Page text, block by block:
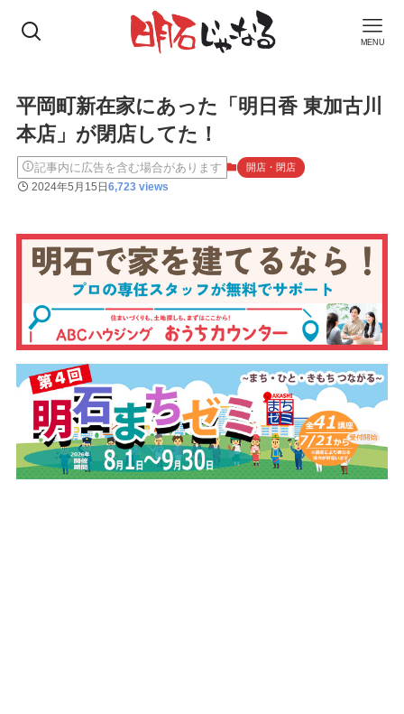
MENU
平岡町新在家にあった「明日香 東加古川
本店」が閉店してた！
記事内に広告を含む場合があります 開店・閉店
2024年5月15日6,723 views